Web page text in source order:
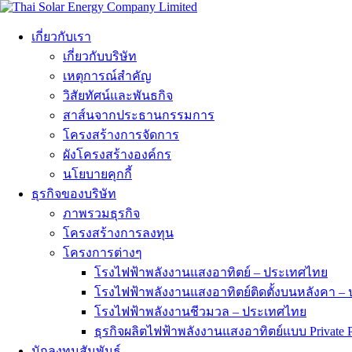
เกี่ยวกับเรา
เกี่ยวกับบริษัท
เหตุการณ์สำคัญ
วิสัยทัศน์และพันธกิจ
สาส์นจากประธานกรรมการ
โครงสร้างการจัดการ
ผังโครงสร้างองค์กร
นโยบายคุกกี้
ธุรกิจของบริษัท
ภาพรวมธุรกิจ
โครงสร้างการลงทุน
โครงการต่างๆ
โรงไฟฟ้าพลังงานแสงอาทิตย์ – ประเทศไทย
โรงไฟฟ้าพลังงานแสงอาทิตย์ติดตั้งบนหลังคา –
โรงไฟฟ้าพลังงานชีวมวล – ประเทศไทย
ธุรกิจผลิตไฟฟ้าพลังงานแสงอาทิตย์แบบ Private